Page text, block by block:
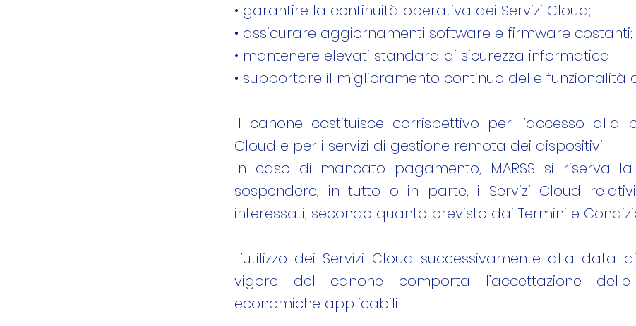
• garantire la continuità operativa dei Servizi Cloud;
• assicurare aggiornamenti software e firmware costanti;
• mantenere elevati standard di sicurezza informatica;
• supportare il miglioramento continuo delle funzionalità
Il canone costituisce corrispettivo per l’accesso alla
Cloud e per i servizi di gestione remota dei dispositivi.
In caso di mancato pagamento, MARSS si riserva
sospendere, in tutto o in parte, i Servizi Cloud
interessati, secondo quanto previsto dai Termini e
L’utilizzo dei Servizi Cloud successivamente alla data
vigore del canone comporta l’accettazione delle
economiche applicabili.